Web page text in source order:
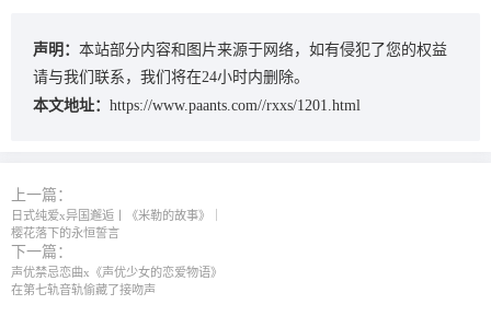
声明： 本站部分内容和图片来源于网络，如有侵犯了您的权益
请与我们联系，我们将在24小时内删除。
本文地址： https://www.paants.com//rxxs/1201.html
上一篇：
日式纯爱x异国邂逅丨《米勒的故事》｜
樱花落下的永恒誓言
下一篇：
声优禁忌恋曲x《声优少女的恋爱物语》
在第七轨音轨偷藏了接吻声